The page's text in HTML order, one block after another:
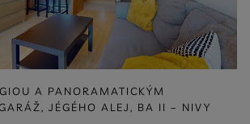
A PANORAMATICKÝM
JÉGÉHO ALEJ, BA II – NIVY